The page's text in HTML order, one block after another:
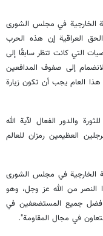
الخارجية في مجلس الشورى
العراقية إن هذه الحرب
التي كانت تنظر سابقًا إلى
إلى صفوف المدافعين
هذا العام يجب أن تكون زيارة
والدور الفعال لآية الله
العظيمين رمزان للعالم
الخارجية في مجلس الشورى
النصر من الله عز وجل، وهو
فضل جميع المستضعفين في
في مجال المقاومة".